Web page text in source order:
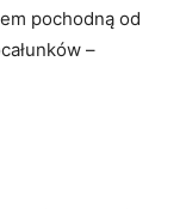
pochodną od
–